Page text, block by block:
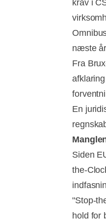
krav i
næste
Fra
En
Siden
the-
"Stop-
hold for